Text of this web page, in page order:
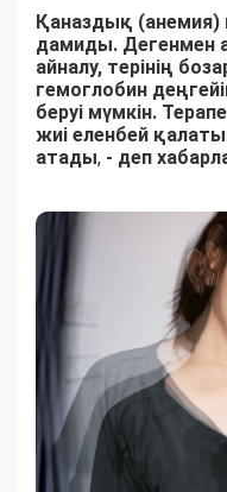
Қаназдық (анемия)
дамиды. Дегенмен
айналу, терінің
гемоглобин
беруі мүмкін.
жиі еленбей қалатын
атады, - деп